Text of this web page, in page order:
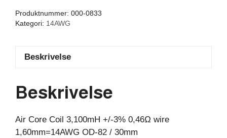
antall
Produktnummer: 000-0833
Kategori: 14AWG
Beskrivelse
Beskrivelse
Air Core Coil 3,100mH +/-3% 0,46Ω wire
1,60mm=14AWG OD-82 / 30mm